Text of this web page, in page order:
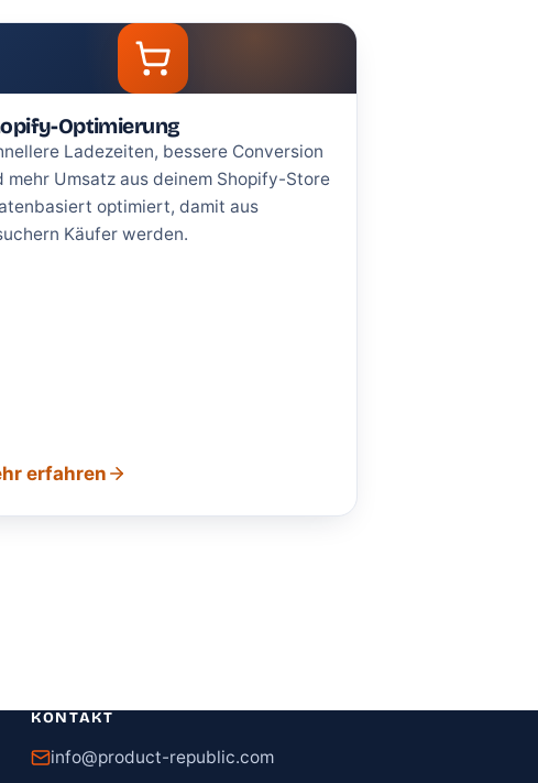
Optimierung
Ladezeiten, bessere Conversion
mehr Umsatz aus deinem Shopify-Store
optimiert, damit aus
Käufer werden.
erfahren
KONTAKT
info@product-republic.com